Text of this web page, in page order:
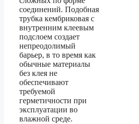
соединений. Подобная
трубка кембриковая с
внутренним клеевым
подслоем создает
непреодолимый
барьер, в то время как
обычные материалы
без клея не
обеспечивают
требуемой
герметичности при
эксплуатации во
влажной среде.